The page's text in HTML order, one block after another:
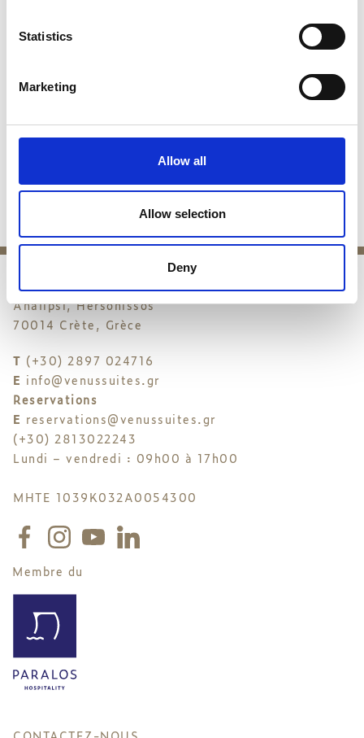
Statistics
Marketing
Allow all
Allow selection
Deny
Analipsi, Hersonissos
70014 Crète, Grèce
T (+30) 2897 024716
E info@venussuites.gr
Reservations
E reservations@venussuites.gr
(+30) 2813022243
Lundi – vendredi : 09h00 à 17h00
MHTE 1039K032A0054300
Membre du